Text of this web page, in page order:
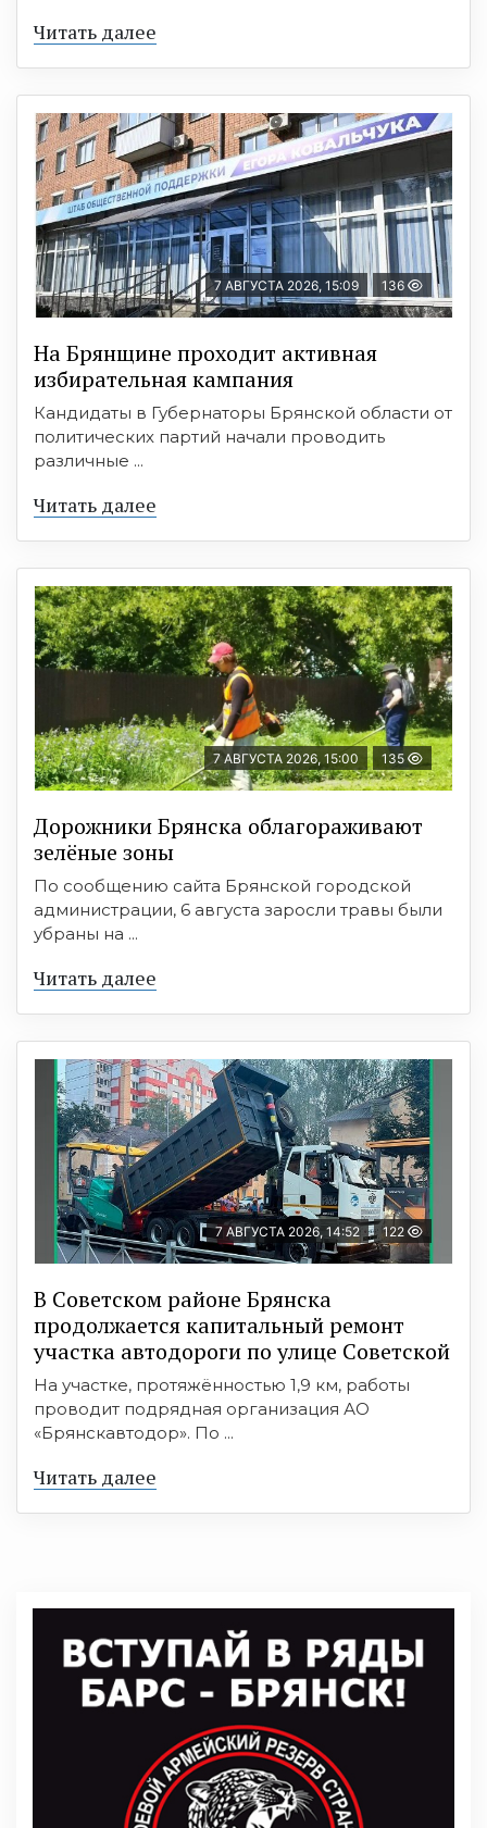
Читать далее
7 АВГУСТА 2026, 15:09 136
На Брянщине проходит активная
избирательная кампания
Кандидаты в Губернаторы Брянской области от
политических партий начали проводить
различные ...
Читать далее
7 АВГУСТА 2026, 15:00 135
Дорожники Брянска облагораживают
зелёные зоны
По сообщению сайта Брянской городской
администрации, 6 августа заросли травы были
убраны на ...
Читать далее
7 АВГУСТА 2026, 14:52 122
В Советском районе Брянска
продолжается капитальный ремонт
участка автодороги по улице Советской
На участке, протяжённостью 1,9 км, работы
проводит подрядная организация АО
«Брянскавтодор». По ...
Читать далее